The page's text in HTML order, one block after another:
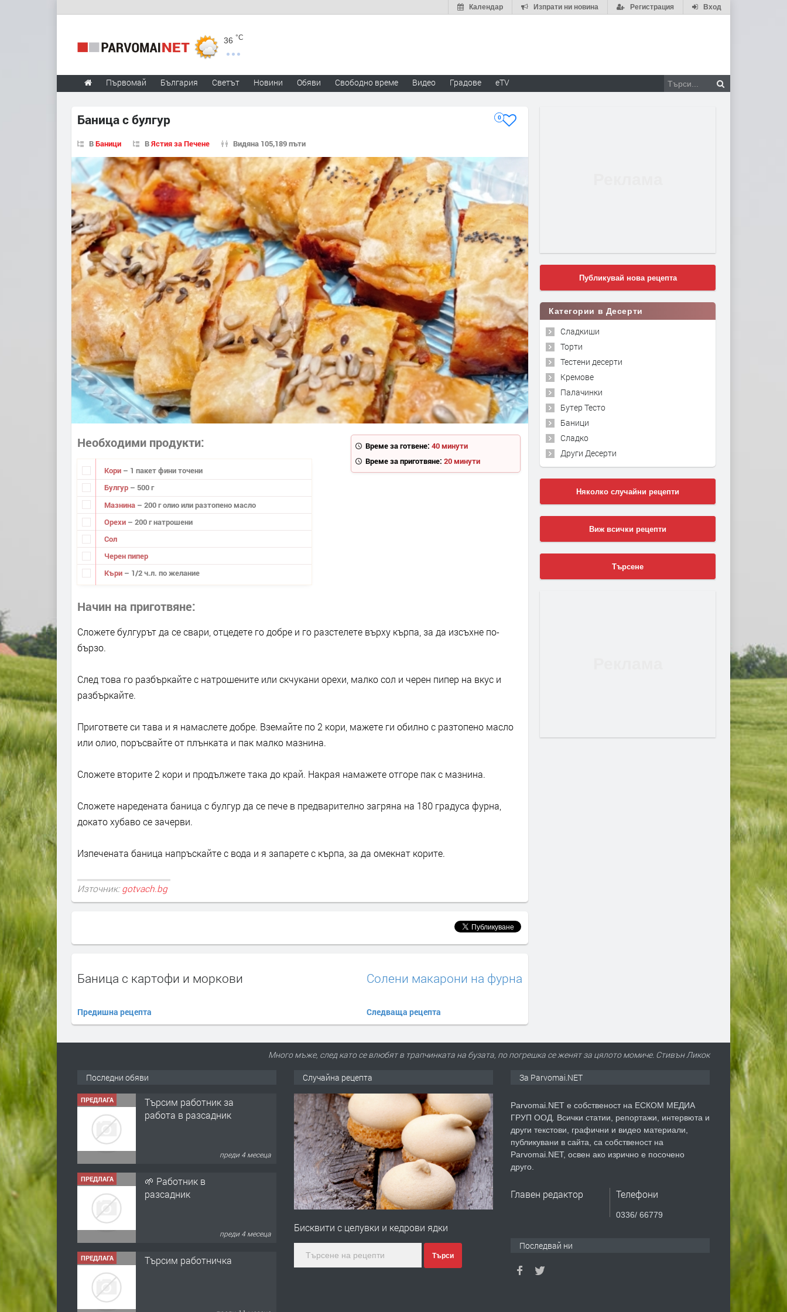
Вход
Регистрация
Изпрати ни новина
Календар
36 °C
Първомай България Светът Новини Обяви Свободно време Видео Градове eTV
Баница с булгур 0
ВБаници ВЯстия за Печене Видяна 105,189 пъти
Време за готвене: 40 минути
Време за приготвяне: 20 минути
Необходими продукти
Кори – 1 пакет фини точени
Булгур – 500 г
Мазнина – 200 г олио или разтопено масло
Орехи – 200 г натрошени
Сол
Черен пипер
Къри – 1/2 ч.л. по желание
Начин на приготвяне
Сложете булгурът да се свари, отцедете го добре и го разстелете върху кърпа, за да изсъхне по-
бързо.
След това го разбъркайте с натрошените или скчукани орехи, малко сол и черен пипер на вкус и
разбъркайте.
Пригответе си тава и я намаслете добре. Вземайте по 2 кори, мажете ги обилно с разтопено масло
или олио, поръсвайте от плънката и пак малко мазнина.
Сложете вторите 2 кори и продължете така до край. Накрая намажете отгоре пак с мазнина.
Сложете наредената баница с булгур да се пече в предварително загряна на 180 градуса фурна,
докато хубаво се зачерви.
Изпечената баница напръскайте с вода и я запарете с кърпа, за да омекнат корите.
Източник: gotvach.bg
Баница с картофи и моркови
Предишна рецепта
Солени макарони на фурна
Следваща рецепта
Публикувай нова рецепта
Категории в Десерти
Сладкиши
Торти
Тестени десерти
Кремове
Палачинки
Бутер Тесто
Баници
Сладко
Други Десерти
Няколко случайни рецепти
Виж всички рецепти
Търсене
Много мъже, след като се влюбят в трапчинката на бузата, по погрешка се женят за цялото момиче. Стивън Ликок
Последни обяви
ПРЕДЛАГА
Търсим работник за
работа в разсадник
преди 4 месеца
ПРЕДЛАГА
🌱 Работник в
разсадник
преди 4 месеца
ПРЕДЛАГА Търсим работничка
Случайна рецепта
Бисквити с целувки и кедрови ядки
Търси
За Parvomai.NET
Parvomai.NET е собственост на ЕСКОМ МЕДИА
ГРУП ООД. Всички статии, репортажи, интервюта и
други текстови, графични и видео материали,
публикувани в сайта, са собственост на
Parvomai.NET, освен ако изрично е посочено
друго.
Главен редактор Телефони
0336/ 66779
Последвай ни